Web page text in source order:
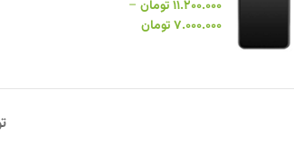
۱۱.۲۰۰.۰۰۰تومان –
۷.۰۰۰.۰۰۰تومان